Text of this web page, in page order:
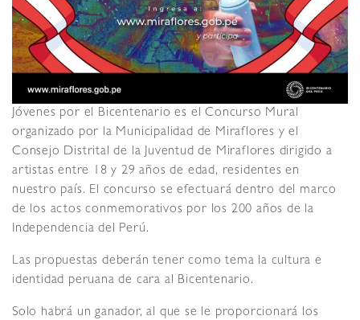
Jóvenes por el Bicentenario es el Concurso Mural
organizado por la Municipalidad de Miraflores y el
Consejo Distrital de la Juventud de Miraflores dirigido a
artistas entre 18 y 29 años de edad, residentes en
nuestro país. El concurso se efectuará dentro del marco
de los actos conmemorativos por los 200 años de la
Independencia del Perú.
Las propuestas deberán tener como tema la cultura e
identidad peruana de cara al Bicentenario.
Solo habrá un ganador, al que se le proporcionará los